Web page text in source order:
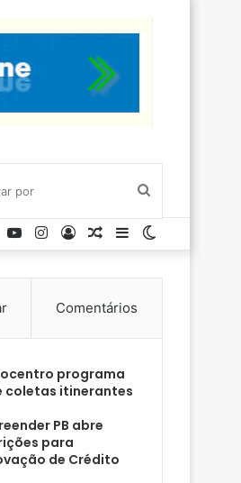
por
Barra
Artigo
Entrar
Instagram
YouTube
Twitter
Comentários
programa
coletas itinerantes
PB abre
para
de Crédito